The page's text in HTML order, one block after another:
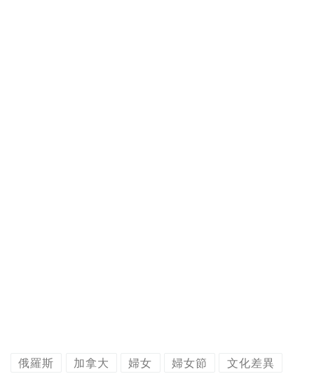
俄羅斯 加拿大 婦女 婦女節 文化差異